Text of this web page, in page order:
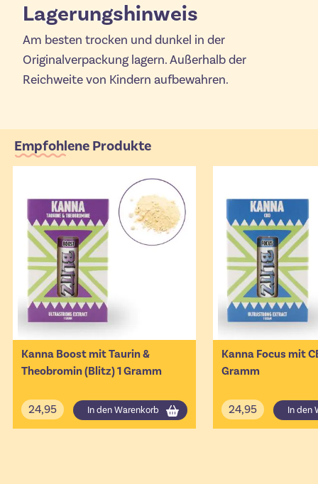
Lagerungshinweis
Am besten trocken und dunkel in der
Originalverpackung lagern. Außerhalb der
Reichweite von Kindern aufbewahren.
Empfohlene Produkte
Kanna Boost mit Taurin &
Theobromin (Blitz) 1 Gramm
24,95 In den Warenkorb
Kanna Focus mit
Gramm
24,95 In den